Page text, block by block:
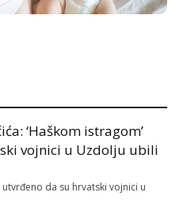
‘Haškom istragom’
vojnici u Uzdolju ubili
da su hrvatski vojnici u